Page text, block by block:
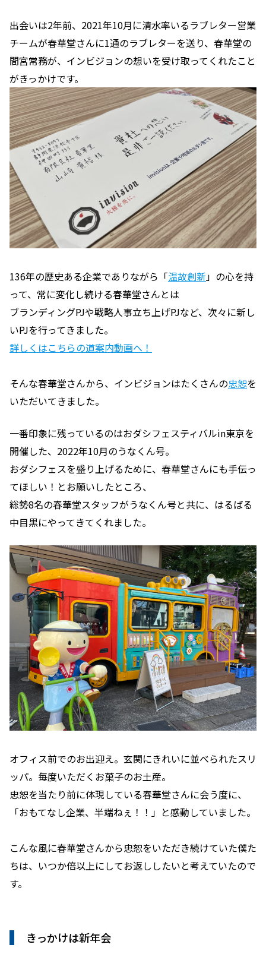
出会いは2年前、2021年10月に清水率いるラブレター営業
チームが春華堂さんに1通のラブレターを送り、春華堂の
間宮常務が、インビジョンの想いを受け取ってくれたこと
がきっかけです。
136年の歴史ある企業でありながら「温故創新」の心を持
って、常に変化し続ける春華堂さんとは
ブランディングPJや戦略人事立ち上げPJなど、次々に新し
いPJを行ってきました。
詳しくはこちらの道案内動画へ！
そんな春華堂さんから、インビジョンはたくさんの忠恕を
いただいてきました。
一番印象に残っているのはおダシフェスティバルin東京を
開催した、2022年10月のうなくん号。
おダシフェスを盛り上げるために、春華堂さんにも手伝っ
てほしい！とお願いしたところ、
総勢8名の春華堂スタッフがうなくん号と共に、はるばる
中目黒にやってきてくれました。
オフィス前でのお出迎え。玄関にきれいに並べられたスリ
ッパ。毎度いただくお菓子のお土産。
忠恕を当たり前に体現している春華堂さんに会う度に、
「おもてなし企業、半端ねぇ！！」と感動していました。
こんな風に春華堂さんから忠恕をいただき続けていた僕た
ちは、いつか倍以上にしてお返ししたいと考えていたので
す。
きっかけは新年会